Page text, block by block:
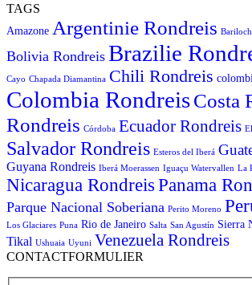
TAGS
Amazone Argentinie Rondreis
Bolivia Rondreis Brazilie
Cayo Chapada Diamantina Chili Rondreis
Colombia RondreisCosta
Rondreis Córdoba Ecuador Rondreis
Salvador Rondreis Esteros del Iberá
Guyana Rondreis Iberá Moerassen Iguaçu Watervallen La
Nicaragua Rondreis Panama
Parque Nacional Soberiana Perito Moreno
Los Glaciares Puna Rio de Janeiro Salta San Agustín Sierra
Tikal Ushuaia Uyuni Venezuela Rondreis
CONTACTFORMULIER